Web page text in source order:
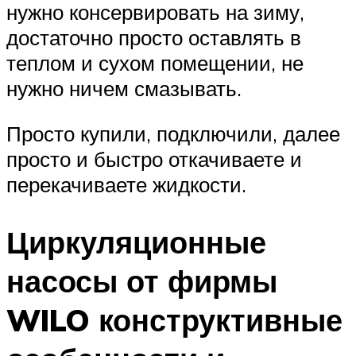
нужно консервировать на зиму,
достаточно просто оставлять в
теплом и сухом помещении, не
нужно ничем смазывать.
Просто купили, подключили, далее
просто и быстро откачиваете и
перекачиваете жидкости.
Циркуляционные
насосы от фирмы
WILO конструктивные